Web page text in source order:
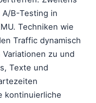
B-Testing in
Techniken wie
Traffic dynamisch
zu und
Texte und
kontinuierliche